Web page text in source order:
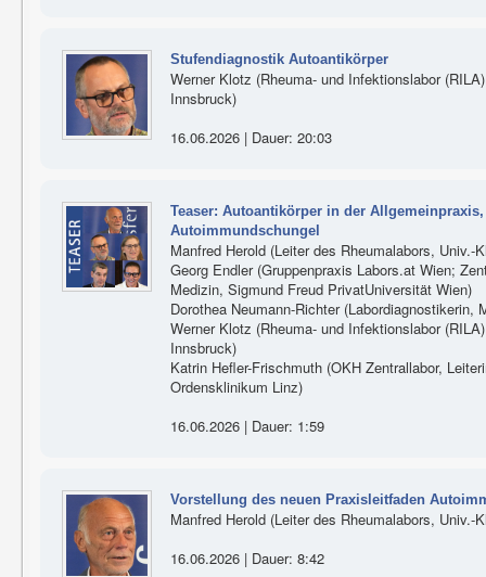
Stufendiagnostik Autoantikörper
Werner Klotz (Rheuma- und Infektionslabor
Innsbruck)
16.06.2026 | Dauer: 20:03
Teaser: Autoantikörper in der
Autoimmundschungel
Manfred Herold (Leiter des Rheumalabors,
Georg Endler (Gruppenpraxis Labors.at Wien;
Medizin, Sigmund Freud PrivatUniversität Wien)
Dorothea Neumann-Richter (Labordiagnostikerin,
Werner Klotz (Rheuma- und Infektionslabor
Innsbruck)
Katrin Hefler-Frischmuth (OKH Zentrallabor,
Ordensklinikum Linz)
16.06.2026 | Dauer: 1:59
Vorstellung des neuen Praxisleitfaden
Manfred Herold (Leiter des Rheumalabors,
16.06.2026 | Dauer: 8:42